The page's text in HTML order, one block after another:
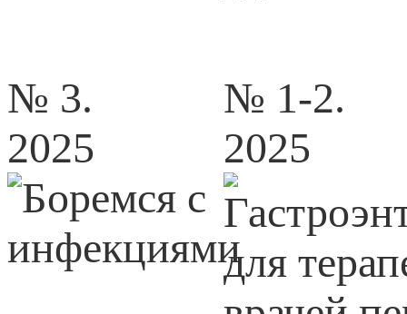
№ 3.
2025
№ 1-2.
2025